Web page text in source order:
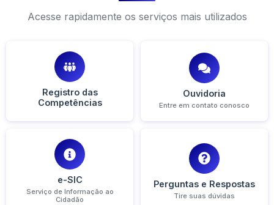
Acesse rapidamente os serviços mais utilizados
Registro das
Competências
Ouvidoria
Entre em contato conosco
e-SIC
Serviço de Informação ao
Cidadão
Perguntas e Respostas
Tire suas dúvidas